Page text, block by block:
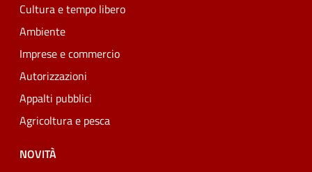
Cultura e tempo libero
Ambiente
Imprese e commercio
Autorizzazioni
Appalti pubblici
Agricoltura e pesca
NOVITÀ